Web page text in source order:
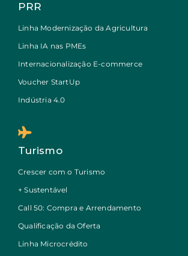
PRR
Linha Modernização da Agricultura
Linha IA nas PMEs
Internacionalização E-commerce
Voucher StartUp
Indústria 4.0
Turismo
Crescer com o Turismo
+ Sustentável
Call 50: Compra e Arrendamento
Qualificação da Oferta
Linha Microcrédito